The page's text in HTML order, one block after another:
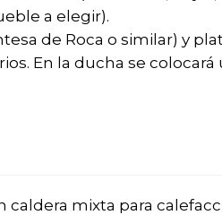
a elegir).
de Roca o similar) y
En la ducha se
mixta para